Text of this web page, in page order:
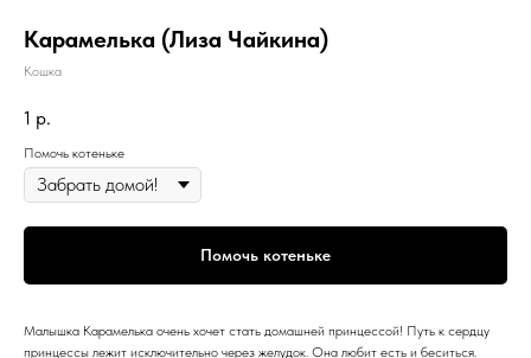
Карамелька (Лиза Чайкина)
Кошка
1 р.
Помочь котеньке
Помочь котеньке
Малышка Карамелька очень хочет стать домашней принцессой! Путь к сердцу
принцессы лежит исключительно через желудок. Она любит есть и беситься.